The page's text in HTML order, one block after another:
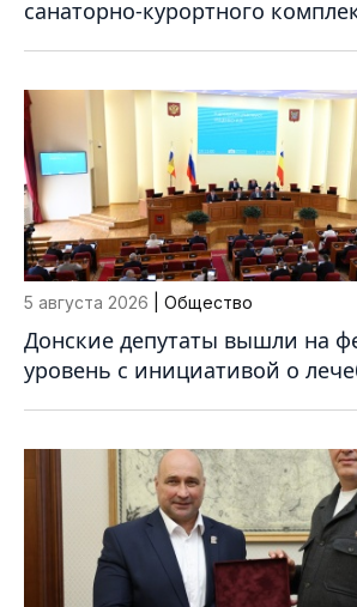
санаторно-курортного
5 августа 2026 | Общество
Донские депутаты вышли на
уровень с инициативой о